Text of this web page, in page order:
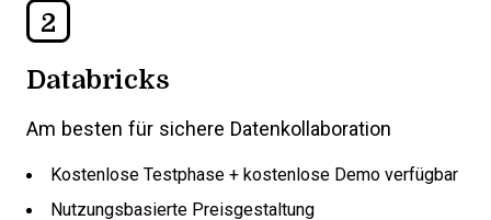
2
Databricks
Am besten für sichere Datenkollaboration
Kostenlose Testphase + kostenlose Demo verfügbar
Nutzungsbasierte Preisgestaltung